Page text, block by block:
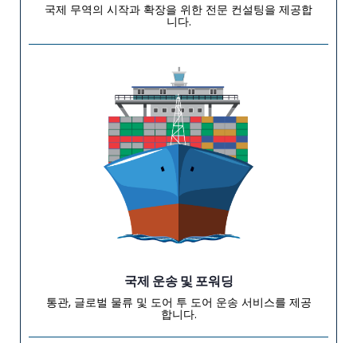
국제 무역의 시작과 확장을 위한 전문 컨설팅을 제공합
니다.
국제 운송 및 포워딩
통관, 글로벌 물류 및 도어 투 도어 운송 서비스를 제공
합니다.